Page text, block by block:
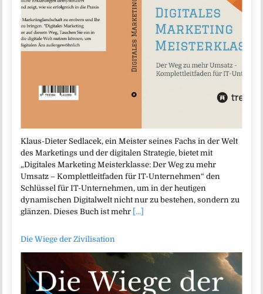
Klaus-Dieter Sedlacek, ein Meister seines Fachs in der Welt
des Marketings und der digitalen Strategie, bietet mit
„Digitales Marketing Meisterklasse: Der Weg zu mehr
Umsatz – Komplettleitfaden für IT-Unternehmen“ den
Schlüssel für IT-Unternehmen, um in der heutigen
dynamischen Digitalwelt nicht nur zu bestehen, sondern zu
glänzen. Dieses Buch ist mehr [...]
Die Wiege der Zivilisation